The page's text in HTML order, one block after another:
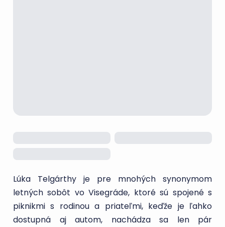
Lúka Telgárthy je pre mnohých synonymom
letných sobôt vo Visegráde, ktoré sú spojené s
piknikmi s rodinou a priateľmi, keďže je ľahko
dostupná aj autom, nachádza sa len pár